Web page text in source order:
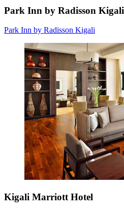
Park Inn by Radisson Kigali
Park Inn by Radisson Kigali
Kigali Marriott Hotel